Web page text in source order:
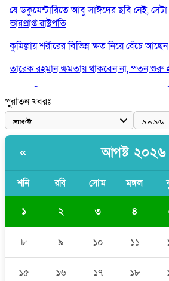
যে ডকুমেন্টারিতে আবু সাঈদের ছবি নেই,
ভারপ্রাপ্ত রাষ্ট্রপতি
কুমিল্লায় শরীরের বিভিন্ন ক্ষত নিয়ে বেঁচে
তারেক রহমান ক্ষমতায় থাকবেন না, পতন শুরু
শেখ হাসিনাকে আর রাখতে চাচ্ছে না ভারত:
জুলাই কোনো শ্রেণি বা গোষ্ঠীর নয়, এটি
আলিয়া মাদ্রাসায় ছাত্রদল-শিবির সংঘর্ষ,
মাঠে যুবদল নেতা নয়ন
পুরাতন খবরঃ
« আগষ্ট ২০২৬
শনি রবি সোম মঙ্গল
১ ২ ৩ ৪
৮ ৯ ১০ ১১
১৫ ১৬ ১৭ ১৮